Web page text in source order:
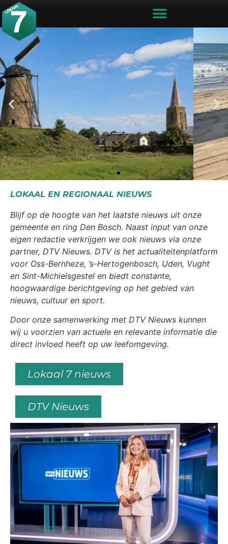
LOKAAL EN REGIONAAL NIEUWS
Blijf op de hoogte van het laatste nieuws uit onze
gemeente en ring Den Bosch. Naast input van onze
eigen redactie verkrijgen we ook nieuws via onze
partner, DTV Nieuws. DTV is het actualiteitenplatform
voor Oss-Bernheze, ’s-Hertogenbosch, Uden, Vught
en Sint-Michielsgestel en biedt constante,
hoogwaardige berichtgeving op het gebied van
nieuws, cultuur en sport.
Door onze samenwerking met DTV Nieuws kunnen
wij u voorzien van actuele en relevante informatie die
direct invloed heeft op uw leefomgeving.
Lokaal 7 nieuws
DTV Nieuws